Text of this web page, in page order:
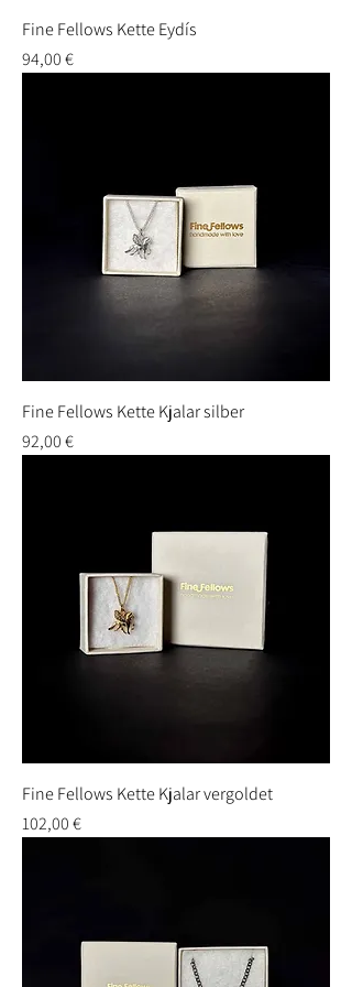
Fine Fellows Kette Eydís
Preis
94,00 €
Fine Fellows Kette Kjalar silber
Preis
92,00 €
Fine Fellows Kette Kjalar vergoldet
Preis
102,00 €